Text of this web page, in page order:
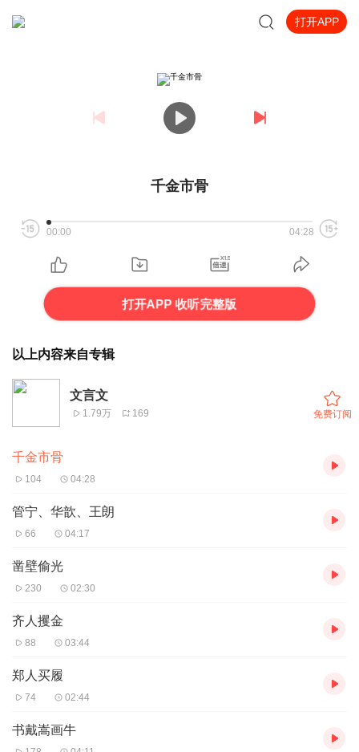
打开APP
千金市骨
00:00 04:28
打开APP 收听完整版
以上内容来自专辑
文言文
1.79万 169 免费订阅
千金市骨
104 04:28
管宁、华歆、王朗
66 04:17
凿壁偷光
230 02:30
齐人攫金
88 03:44
郑人买履
74 02:44
书戴嵩画牛